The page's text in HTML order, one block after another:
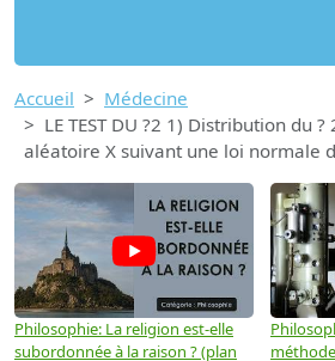
Accueil
Médecine
LE TEST DU ?2 1) Distribution du
aléatoire X suivant une loi normale
Philosophie: La religion est-elle
subordonnée à la raison ? (plan